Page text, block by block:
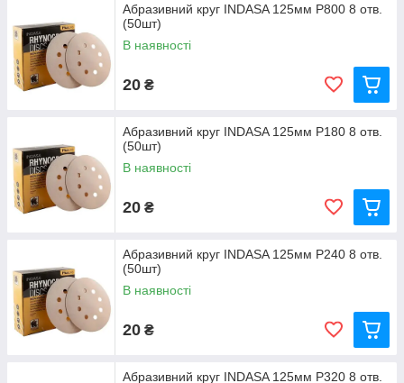
Абразивний круг INDASA 125мм P800 8 отв.
(50шт)
В наявності
20 ₴
Абразивний круг INDASA 125мм P180 8 отв.
(50шт)
В наявності
20 ₴
Абразивний круг INDASA 125мм P240 8 отв.
(50шт)
В наявності
20 ₴
Абразивний круг INDASA 125мм P320 8 отв.